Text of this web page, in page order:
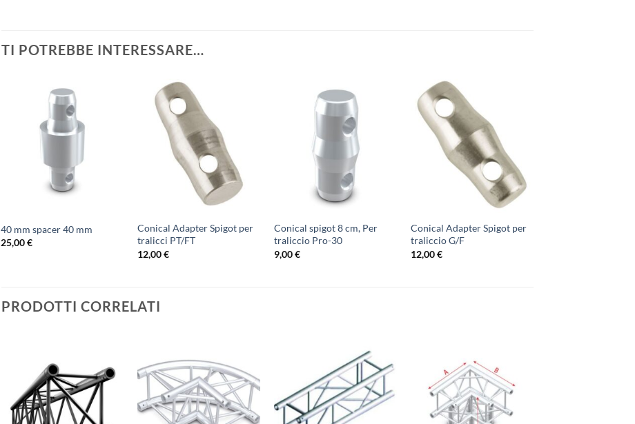
TI POTREBBE INTERESSARE…
40 mm spacer 40 mm
25,00€
Conical Adapter Spigot per
tralicci PT/FT
12,00€
Conical spigot 8 cm, Per
traliccio Pro-30
9,00€
Conical Adapter Spigot per
traliccio G/F
12,00€
PRODOTTI CORRELATI